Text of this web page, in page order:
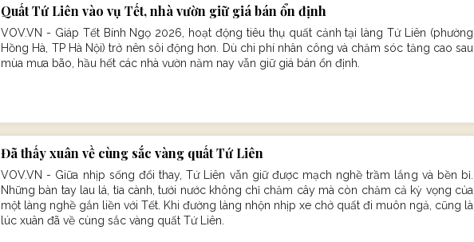
Quất Tứ Liên vào vụ Tết, nhà vườn giữ giá bán ổn định
VOV.VN - Giáp Tết Bính Ngọ 2026, hoạt động tiêu thụ quất cảnh tại làng Tứ Liên (phường
Hồng Hà, TP Hà Nội) trở nên sôi động hơn. Dù chi phí nhân công và chăm sóc tăng cao sau
mùa mưa bão, hầu hết các nhà vườn năm nay vẫn giữ giá bán ổn định.
Đã thấy xuân về cùng sắc vàng quất Tứ Liên
VOV.VN - Giữa nhịp sống đổi thay, Tứ Liên vẫn giữ được mạch nghề trầm lắng và bền bỉ.
Những bàn tay lau lá, tỉa cành, tưới nước không chỉ chăm cây mà còn chăm cả kỳ vọng của
một làng nghề gắn liền với Tết. Khi đường làng nhộn nhịp xe chở quất đi muôn ngả, cũng là
lúc xuân đã về cùng sắc vàng quất Tứ Liên.